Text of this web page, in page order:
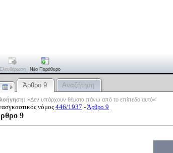
Ελευθέρωση Νέο Παράθυρο
Άρθρο 9 Αναζήτηση